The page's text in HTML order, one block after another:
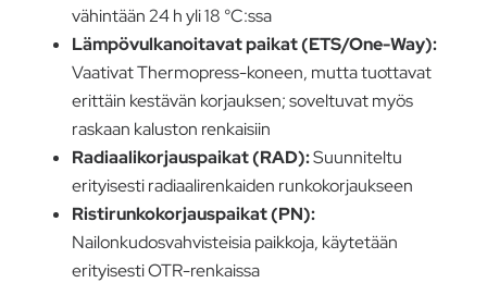
vähintään 24 h yli 18 °C:ssa
Lämpövulkanoitavat paikat (ETS/One-Way):
Vaativat Thermopress-koneen, mutta tuottavat
erittäin kestävän korjauksen; soveltuvat myös
raskaan kaluston renkaisiin
Radiaalikorjauspaikat (RAD):Suunniteltu
erityisesti radiaalirenkaiden runkokorjaukseen
Ristirunkokorjauspaikat (PN):
Nailonkudosvahvisteisia paikkoja, käytetään
erityisesti OTR-renkaissa